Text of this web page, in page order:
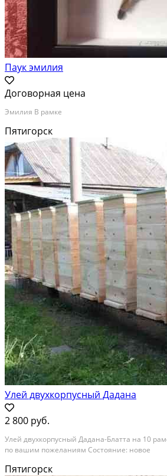
Паук эмилия
Договорная цена
Эмилия В рамке
Пятигорск
Улей двухкорпусный Дадана
2 800 руб.
Улей двухкорпусный Дадана-Блатта на 10
по вашим пожеланиям Состояние: новое
Пятигорск